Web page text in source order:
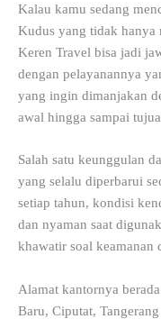
Kalau kamu sedang
Kudus yang tidak hanya
Keren Travel bisa jadi
dengan pelayanannya
yang ingin dimanjakan
awal hingga sampai
Salah satu keunggulan
yang selalu diperbarui
setiap tahun, kondisi
dan nyaman saat
khawatir soal keamanan
Alamat kantornya
Baru, Ciputat,